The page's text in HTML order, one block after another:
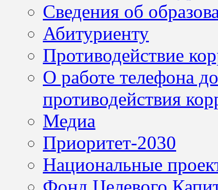
Сведения об
Абитуриенту
Противодействие
О работе телефона
противодействия
Медиа
Приоритет-2030
Национальные